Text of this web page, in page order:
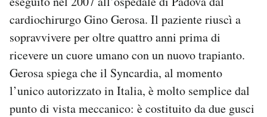
cardiochirurgo Gino Gerosa. Il paziente riuscì a
sopravvivere per oltre quattro anni prima di
ricevere un cuore umano con un nuovo trapianto.
Gerosa spiega che il Syncardia, al momento
l’unico autorizzato in Italia, è molto semplice dal
punto di vista meccanico: è costituito da due gusci